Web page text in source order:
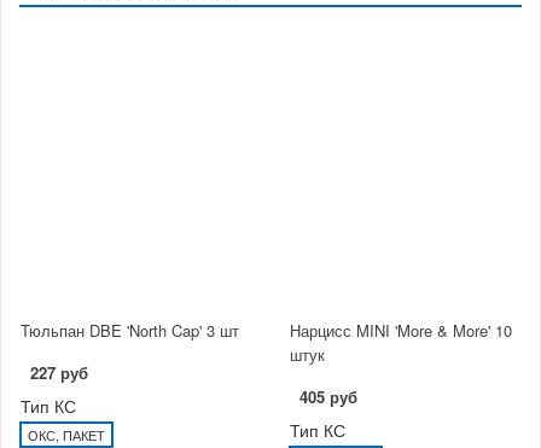
Тюльпан DBE 'North Cap' 3 шт
227 руб
Тип КС
ОКС, ПАКЕТ
Нарцисс MINI 'More & More' 10
штук
405 руб
Тип КС